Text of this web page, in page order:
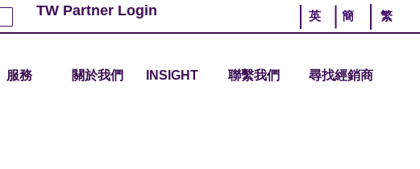
TW Partner Login 英 簡 繁
服務 關於我們 INSIGHT 聯繫我們 尋找經銷商